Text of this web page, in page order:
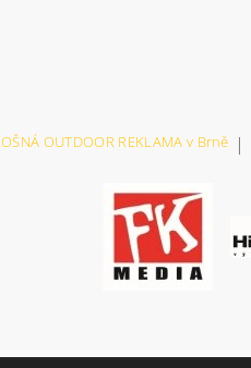
OUTDOOR REKLAMA v Brně |